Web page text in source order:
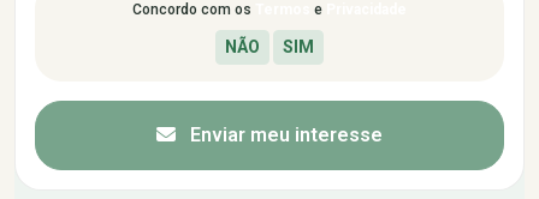
Concordo com os e
Enviar meu interesse